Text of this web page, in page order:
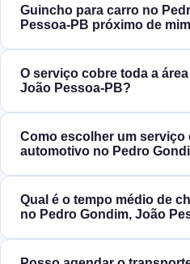
Guincho para carro no
Pessoa‑PB próximo de
O serviço cobre toda a
João Pessoa‑PB?
Como escolher um
automotivo no Pedro
Qual é o tempo médio de
no Pedro Gondim, João